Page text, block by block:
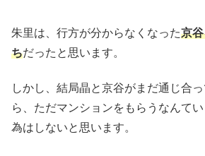
朱里は、行方が分からなくなった京
ちだったと思います。
しかし、結局晶と京谷がまだ通じ合
ら、ただマンションをもらうなんて
為はしないと思います。